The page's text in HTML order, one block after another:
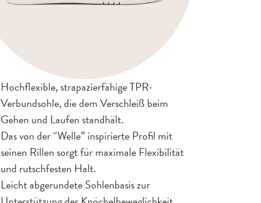
Hochflexible, strapazierfähige TPR-
Verbundsohle, die dem Verschleiß beim
Gehen und Laufen standhält.
Das von der “Welle” inspirierte Profil mit
seinen Rillen sorgt für maximale Flexibilität
und rutschfesten Halt.
Leicht abgerundete Sohlenbasis zur